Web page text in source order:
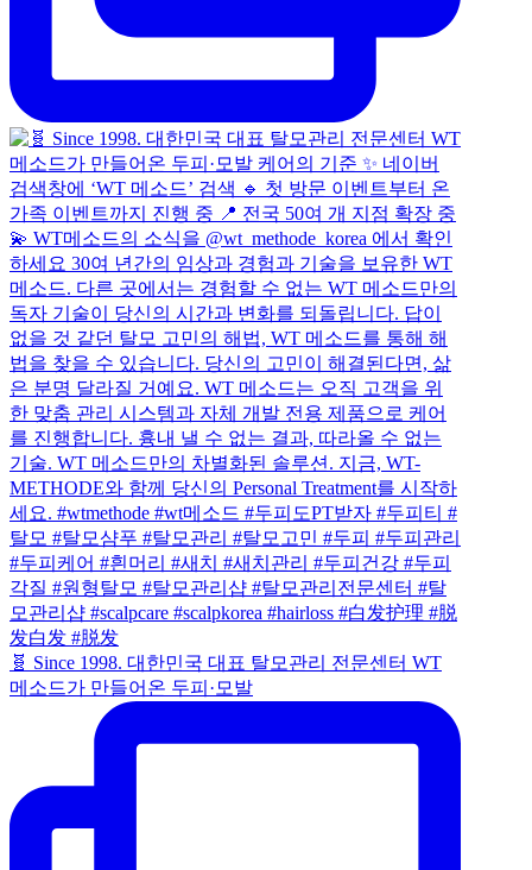
🧬 Since 1998. 대한민국 대표 탈모관리 전문센터 WT
메소드가 만들어온 두피·모발